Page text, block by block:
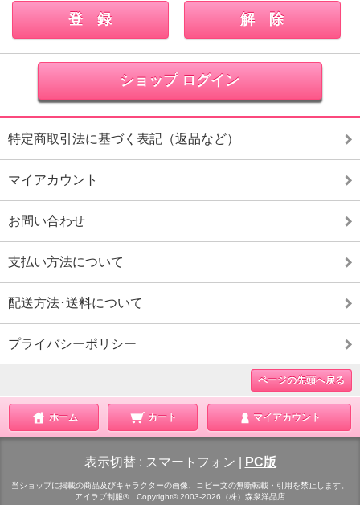
ショップ ログイン
特定商取引法に基づく表記（返品など）
マイアカウント
お問い合わせ
支払い方法について
配送方法･送料について
プライバシーポリシー
ページの先頭へ戻る
ホーム カート マイアカウント
表示切替 : スマートフォン PC版
当ショップに掲載の商品及びキャラクターの画像、コピー文の無断転載・引用を禁止します。
アイラブ制服® Copyright© 2003-2026（株）森泉洋品店